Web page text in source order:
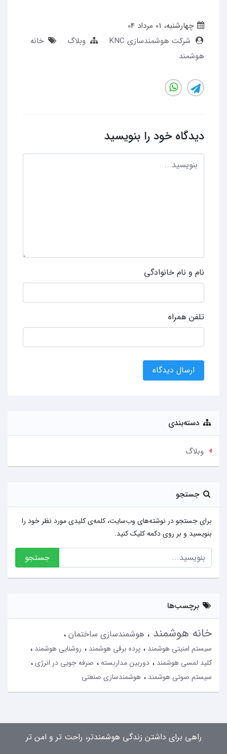
چهارشنبه، 01 مرداد 04
شرکت هوشمندسازی KNC
وبلاگ
خانه
هوشمند
دیدگاه خود را بنویسید
نام و نام خانوادگی
تلفن همراه
ارسال دیدگاه
دسته‌بندی
وبلاگ
جستجو
برای جستجو در نوشته‌های وب‌سایت، کلمه‌ی کلیدی مورد نظر خود را
بنویسید و بر روی دکمه کلیک کنید.
جستجو
برچسب‌ها
خانه هوشمند هوشمندسازی ساختمان
سیستم امنیتی هوشمند پرده برقی هوشمند
روشنایی هوشمند
کلید لمسی هوشمند
دوربین مداربسته
صرفه جویی در انرژی
سیستم صوتی هوشمند
هوشمندسازی صنعتی
راهی برای داشتن زندگی هوشمندتر، راحت تر و امن تر